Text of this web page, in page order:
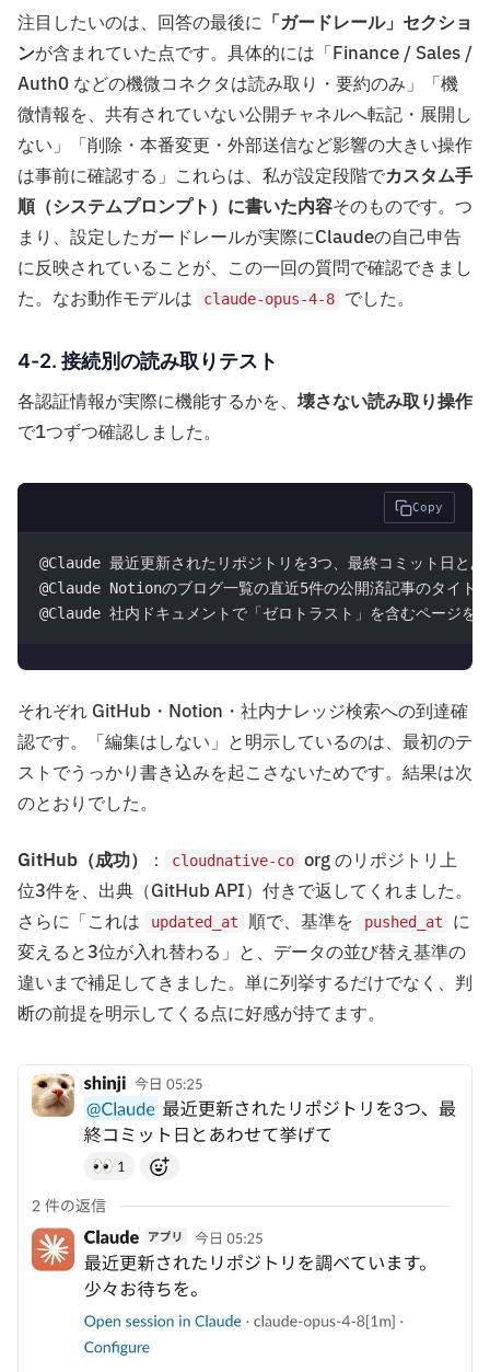
注目したいのは、回答の最後に 「ガードレール」セクショ
ンが含まれていた点です。具体的には「Finance / Sales /
Auth0 などの機微コネクタは読み取り・要約のみ」「機
微情報を、共有されていない公開チャネルへ転記・展開し
ない」「削除・本番変更・外部送信など影響の大きい操作
は事前に確認する」これらは、私が設定段階でカスタム手
順（システムプロンプト）に書いた内容そのものです。つ
まり、設定したガードレールが実際にClaudeの自己申告
に反映されていることが、この一回の質問で確認できまし
た。なお動作モデルは
claude-opus-4-8 でした。
4-2. 接続別の読み取りテスト
各認証情報が実際に機能するかを、 壊さない読み取り操作
で1つずつ確認しました。
Copy
@Claude 最近更新されたリポジトリを3つ、最終コミット日と
@Claude Notionのブログ一覧の直近5件の公開済記事のタイト
@Claude 社内ドキュメントで「ゼロトラスト」を含むページを3
それぞれ GitHub・Notion・社内ナレッジ検索への到達確
認です。「編集はしない」と明示しているのは、最初のテ
ストでうっかり書き込みを起こさないためです。結果は次
のとおりでした。
GitHub（成功） ： cloudnative-co org のリポジトリ上
位3件を、出典（GitHub API）付きで返してくれました。
さらに「これは
updated_at 順で、基準を pushed_at
に
変えると3位が入れ替わる」と、データの並び替え基準の
違いまで補足してきました。単に列挙するだけでなく、判
断の前提を明示してくる点に好感が持てます。